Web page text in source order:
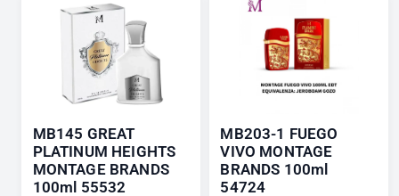
MB145 GREAT
PLATINUM HEIGHTS
MONTAGE BRANDS
100ml 55532
MB203-1 FUEGO
VIVO MONTAGE
BRANDS 100ml
54724